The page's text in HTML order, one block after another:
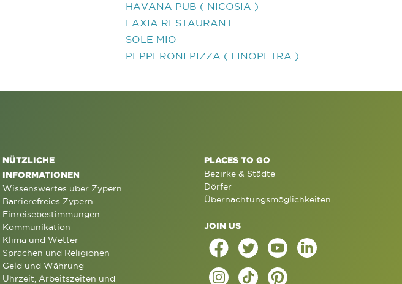
HAVANA PUB ( NICOSIA )
LAXIA RESTAURANT
SOLE MIO
PEPPERONI PIZZA ( LINOPETRA )
NÜTZLICHE
INFORMATIONEN
Wissenswertes über Zypern
Barrierefreies Zypern
Einreisebestimmungen
Kommunikation
Klima und Wetter
Sprachen und Religionen
Geld und Währung
Uhrzeit, Arbeitszeiten und
PLACES TO GO
Bezirke & Städte
Dörfer
Übernachtungsmöglichkeiten
JOIN US